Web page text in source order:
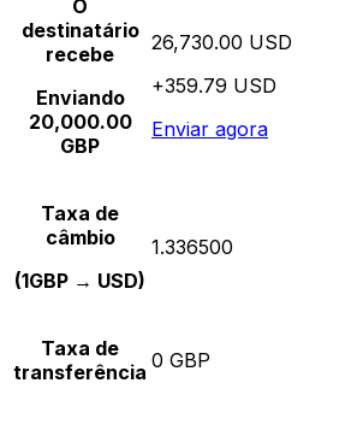
O
destinatário
recebe
Enviando
20,000.00
GBP
26,730.00 USD
+359.79 USD
Enviar agora
Taxa de
câmbio
(1GBP → USD)
1.336500
Taxa de
transferência 0 GBP